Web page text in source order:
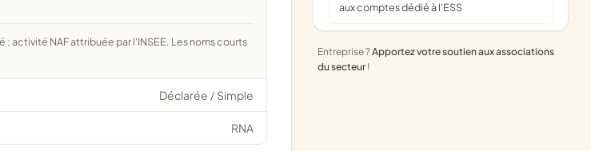
Déclarée / Simple
RNA
aux comptes dédié à l'ESS
Entreprise ?Apportez votre soutien aux associations
du secteur !